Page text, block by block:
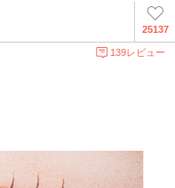
25137
139レビュー